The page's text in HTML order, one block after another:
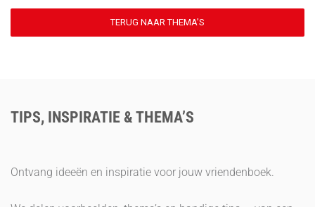
TERUG NAAR THEMA’S
TIPS, INSPIRATIE & THEMA’S
Ontvang ideeën en inspiratie voor jouw vriendenboek.